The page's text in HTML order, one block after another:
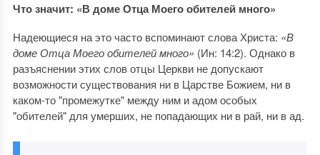
Что значит: «В доме Отца Моего обителей много»
Надеющиеся на это часто вспоминают слова Христа: «В
доме Отца Моего обителей много» (Ин: 14:2). Однако в
разъяснении этих слов отцы Церкви не допускают
возможности существования ни в Царстве Божием, ни в
каком-то "промежутке" между ним и адом особых
"обителей" для умерших, не попадающих ни в рай, ни в ад.